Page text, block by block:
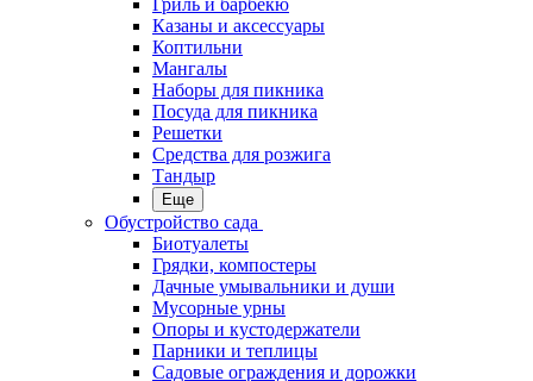
Казаны и аксессуары
Коптильни
Мангалы
Наборы для пикника
Посуда для пикника
Решетки
Средства для розжига
Тандыр
Еще
Обустройство сада
Биотуалеты
Грядки, компостеры
Дачные умывальники и души
Мусорные урны
Опоры и кустодержатели
Парники и теплицы
Садовые ограждения и дорожки